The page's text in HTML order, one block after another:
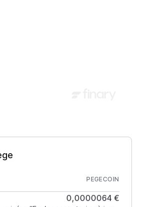
PEGECOIN
0,0000064 €